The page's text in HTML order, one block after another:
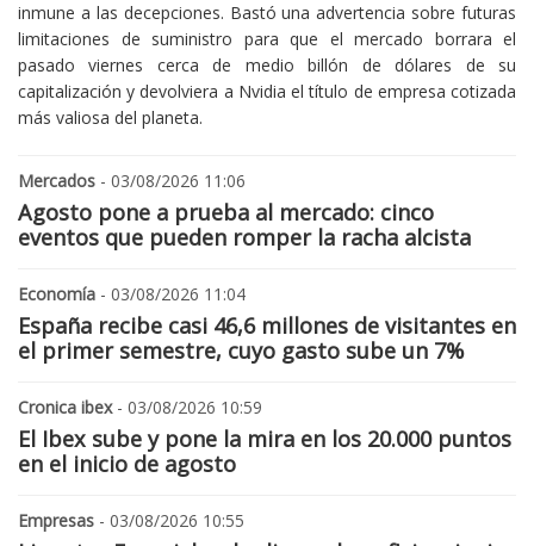
inmune a las decepciones. Bastó una advertencia sobre futuras
limitaciones de suministro para que el mercado borrara el
pasado viernes cerca de medio billón de dólares de su
capitalización y devolviera a Nvidia el título de empresa cotizada
más valiosa del planeta.
Mercados - 03/08/2026 11:06
Agosto pone a prueba al mercado: cinco
eventos que pueden romper la racha alcista
Economía - 03/08/2026 11:04
España recibe casi 46,6 millones de visitantes en
el primer semestre, cuyo gasto sube un 7%
Cronica ibex- 03/08/2026 10:59
El Ibex sube y pone la mira en los 20.000 puntos
en el inicio de agosto
Empresas - 03/08/2026 10:55